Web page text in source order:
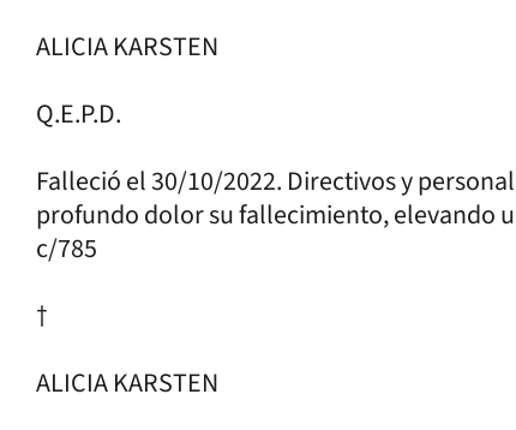
ALICIA KARSTEN
Q.E.P.D.
Falleció el 30/10/2022. Directivos y
profundo dolor su fallecimiento, elevando
c/785
†
ALICIA KARSTEN